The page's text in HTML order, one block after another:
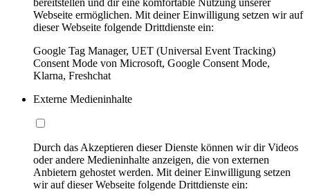
Webseite ermöglichen. Mit deiner Einwilligung setzen wir auf
dieser Webseite folgende Drittdienste ein:
Google Tag Manager, UET (Universal Event Tracking)
Consent Mode von Microsoft, Google Consent Mode,
Klarna, Freshchat
Externe Medieninhalte
Durch das Akzeptieren dieser Dienste können wir dir Videos
oder andere Medieninhalte anzeigen, die von externen
Anbietern gehostet werden. Mit deiner Einwilligung setzen
wir auf dieser Webseite folgende Drittdienste ein: